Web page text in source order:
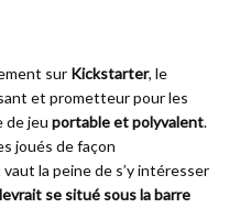
sur Kickstarter, le
et prometteur pour les
de jeu portable et polyvalent.
joués de façon
la peine de s’y intéresser
se situé sous la barre